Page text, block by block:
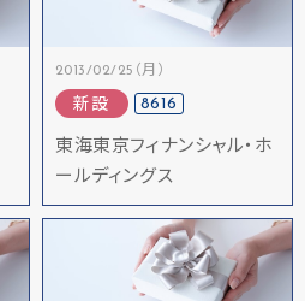
2013/02/25（月）
新設 8616
東海東京フィナンシャル・ホ
ールディングス